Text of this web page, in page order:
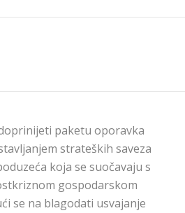
paketu oporavka
strateških saveza
koja se suočavaju s
gospodarskom
se na blagodati usvajanje